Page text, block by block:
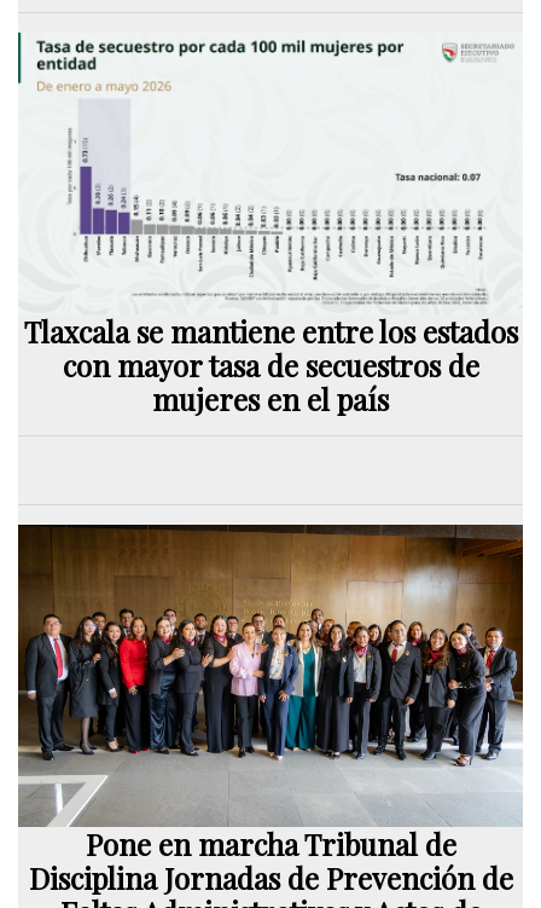
Tlaxcala se mantiene entre los estados
con mayor tasa de secuestros de
mujeres en el país
Pone en marcha Tribunal de
Disciplina Jornadas de Prevención de